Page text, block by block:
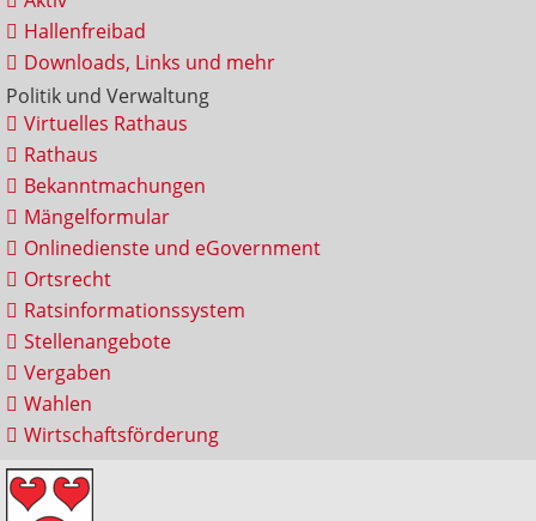
Hallenfreibad
Downloads, Links und mehr
Politik und Verwaltung
Virtuelles Rathaus
Rathaus
Bekanntmachungen
Mängelformular
Onlinedienste und eGovernment
Ortsrecht
Ratsinformationssystem
Stellenangebote
Vergaben
Wahlen
Wirtschaftsförderung